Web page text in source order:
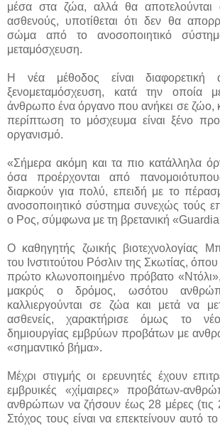
μέσα στα ζώα, αλλά θα αποτελούνται
ασθενούς, υποτίθεται ότι δεν θα
σώμα από το ανοσοποιητικό
μεταμόσχευση.
Η νέα μέθοδος είναι
ξενομεταμόσχευση, κατά την οποία
άνθρωπο ένα όργανο που ανήκει σε ζώο,
περίπτωση το μόσχευμα είναι ξένο
οργανισμό.
«Σήμερα ακόμη και τα πιο κατάλληλα
όσα προέρχονται από
διαρκούν για πολύ, επειδή με το
ανοσοποιητικό σύστημα συνεχώς τούς
ο Ρος, σύμφωνα με τη βρετανική
Ο καθηγητής ζωικής βιοτεχνολογίας
του Ινστιτούτου Ρόσλιν της Σκωτίας,
πρώτο κλωνοποιημένο πρόβατο «Ντόλι»,
μακρύς ο δρόμος, ωσότου
καλλιεργούνται σε ζώα και μετά να
ασθενείς, χαρακτήρισε όμως το
δημιουργίας εμβρύων προβάτων με
«σημαντικό βήμα».
Μέχρι στιγμής οι ερευνητές έχουν
εμβρυικές «χίμαιρες» προβάτων-
ανθρώπων να ζήσουν έως 28 μέρες (τις
Στόχος τους είναι να επεκτείνουν αυτό